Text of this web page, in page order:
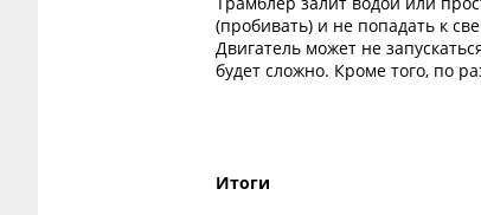
(пробивать) и не попадать к
Двигатель может не
будет сложно. Кроме того, по
Итоги